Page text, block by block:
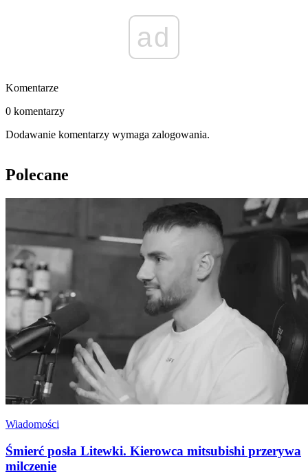
ad
Komentarze
0 komentarzy
Dodawanie komentarzy wymaga zalogowania.
Polecane
Wiadomości
Śmierć posła Litewki. Kierowca mitsubishi przerywa
milczenie